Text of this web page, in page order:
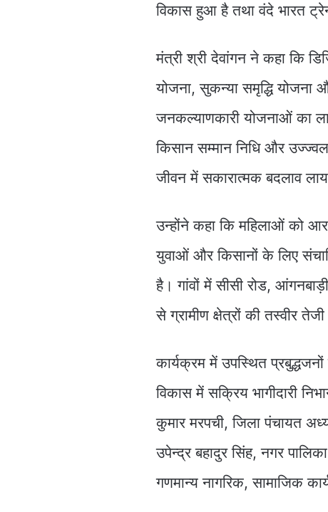
विकास हुआ है तथा वंदे भारत
मंत्री श्री देवांगन ने कहा कि
योजना, सुकन्या समृद्धि योजना
जनकल्याणकारी योजनाओं का
किसान सम्मान निधि और
जीवन में सकारात्मक बदलाव
उन्होंने कहा कि महिलाओं को
युवाओं और किसानों के लिए
है। गांवों में सीसी रोड,
से ग्रामीण क्षेत्रों की तस्वीर
कार्यक्रम में उपस्थित
विकास में सक्रिय भागीदारी
कुमार मरपची, जिला पंचायत
उपेन्द्र बहादुर सिंह, नगर
गणमान्य नागरिक, सामाजिक